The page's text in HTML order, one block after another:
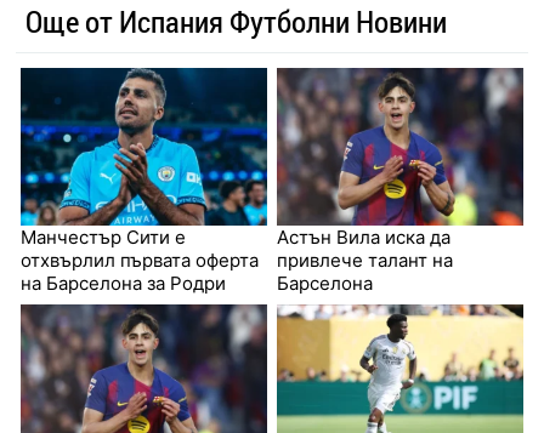
Още от Испания Футболни Новини
Манчестър Сити е
отхвърлил първата оферта
на Барселона за Родри
Астън Вила иска да
привлече талант на
Барселона